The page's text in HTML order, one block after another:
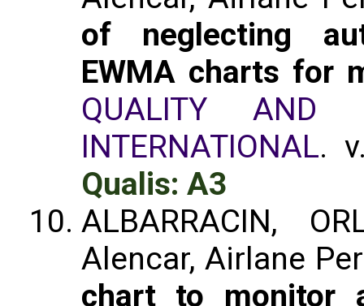
of neglecting
EWMA charts for
QUALITY AND
INTERNATIONAL.
Qualis: A3
ALBARRACIN,
Alencar, Airlane
chart to monitor